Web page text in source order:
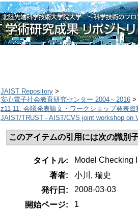
JAIST Repository >
安心電子社会教育研究センター 2004～2016 >
z11-11. 会議発表論文・ワークショップ発表資
JAIST/TRUST - AIST/CVS joint workshop on
このアイテムの引用には次の識別
タイトル:
Model Checking
著者:
小川, 瑞史
発行日:
2008-03-03
開始ページ:
1